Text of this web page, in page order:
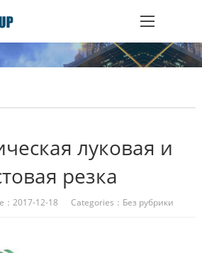
луковая и
резка
2017-12-18 Categories：Без рубрики